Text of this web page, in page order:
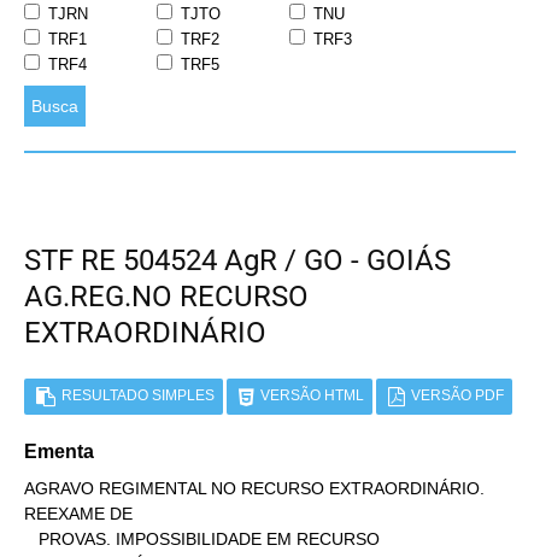
TJRN
TJTO
TNU
TRF1
TRF2
TRF3
TRF4
TRF5
Busca
STF RE 504524 AgR / GO - GOIÁS
AG.REG.NO RECURSO
EXTRAORDINÁRIO
RESULTADO SIMPLES VERSÃO HTML VERSÃO PDF
Ementa
AGRAVO REGIMENTAL NO RECURSO EXTRAORDINÁRIO.
REEXAME DE